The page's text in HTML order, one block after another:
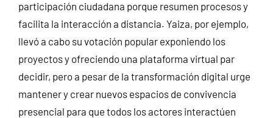
participación ciudadana porque resumen procesos y
facilita la interacción a distancia. Yaiza, por ejemplo,
llevó a cabo su votación popular exponiendo los
proyectos y ofreciendo una plataforma virtual par
decidir, pero a pesar de la transformación digital urge
mantener y crear nuevos espacios de convivencia
presencial para que todos los actores interactúen